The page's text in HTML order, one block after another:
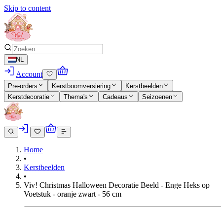
Skip to content
NL
Account
Pre-orders Kerstboomversiering
Kerstbeelden
Kerstdecoratie
Thema's Cadeaus Seizoenen
Home
•
Kerstbeelden
•
Viv! Christmas Halloween Decoratie Beeld - Enge Heks op
Voetstuk - oranje zwart - 56 cm